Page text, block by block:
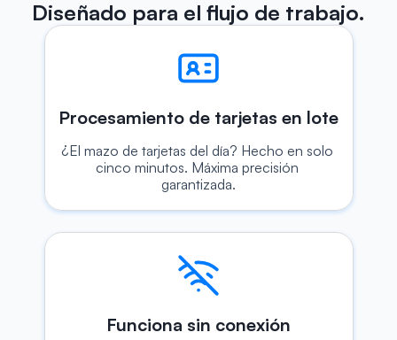
Diseñado para el flujo de trabajo.
Procesamiento de tarjetas en lote
¿El mazo de tarjetas del día? Hecho en solo
cinco minutos. Máxima precisión
garantizada.
Funciona sin conexión